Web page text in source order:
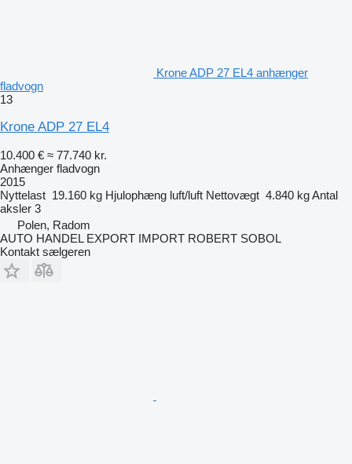
Krone ADP 27 EL4 anhænger
fladvogn
13
Krone ADP 27 EL4
10.400 € ≈ 77.740 kr.
Anhænger fladvogn
2015
Nyttelast 19.160 kg Hjulophæng luft/luft Nettovægt 4.840 kgAntal
aksler 3
Polen, Radom
AUTO HANDEL EXPORT IMPORT ROBERT SOBOL
Kontakt sælgeren